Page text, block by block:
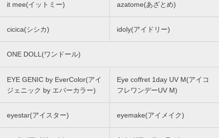
it mee(イットミー) azatome(あざとめ)
cicica(シシカ) idoly(アイドリー)
ONE DOLL(ワンドール)
EYE GENIC by EverColor(アイ
ジェニック by エバーカラー)
Eye coffret 1day UV M(アイコ
フレワンデーUV M)
eyestar(アイスター) eyemake(アイメイク)